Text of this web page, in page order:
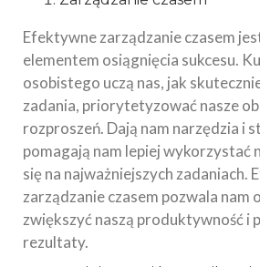
Efektywne zarządzanie czasem
elementem osiągnięcia sukcesu.
osobistego uczą nas, jak
zadania, priorytetyzować nasze
rozproszeń. Dają nam narzędzia i
pomagają nam lepiej wykorzystać
się na najważniejszych zadaniach.
zarządzanie czasem pozwala nam
zwiększyć naszą produktywność i
rezultaty.